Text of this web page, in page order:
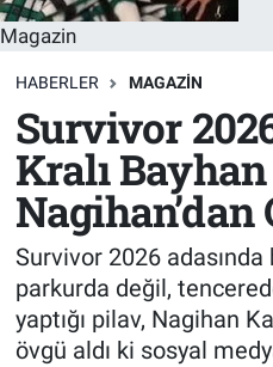
Magazin
HABERLER MAGAZIN
Survivor
Kralı Bayhan
Survivor 2026
parkurda değil,
yaptığı pilav, Nagihan
övgü aldı ki sosyal